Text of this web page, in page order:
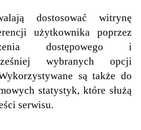
dostosować witrynę
użytkownika poprzez
dostępowego i
wybranych opcji
są także do
statystyk, które służą
serwisu.